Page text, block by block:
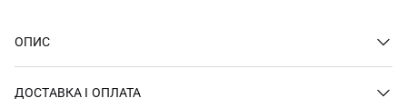
ОПИС
ДОСТАВКА І ОПЛАТА